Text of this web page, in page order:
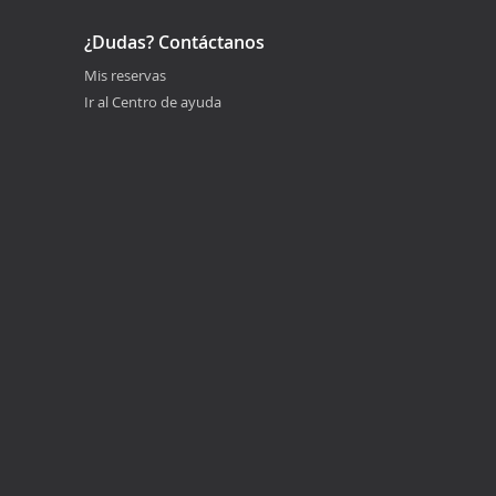
¿Dudas? Contáctanos
Mis reservas
Ir al Centro de ayuda